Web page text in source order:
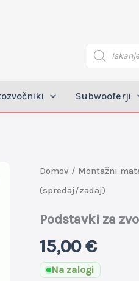
Products
search
Subwooferji
Domov / Montažni
(spredaj/zadaj)
Podstavki za
15,00€
Na zalogi
Podstavki
za
Berlingo
2008-